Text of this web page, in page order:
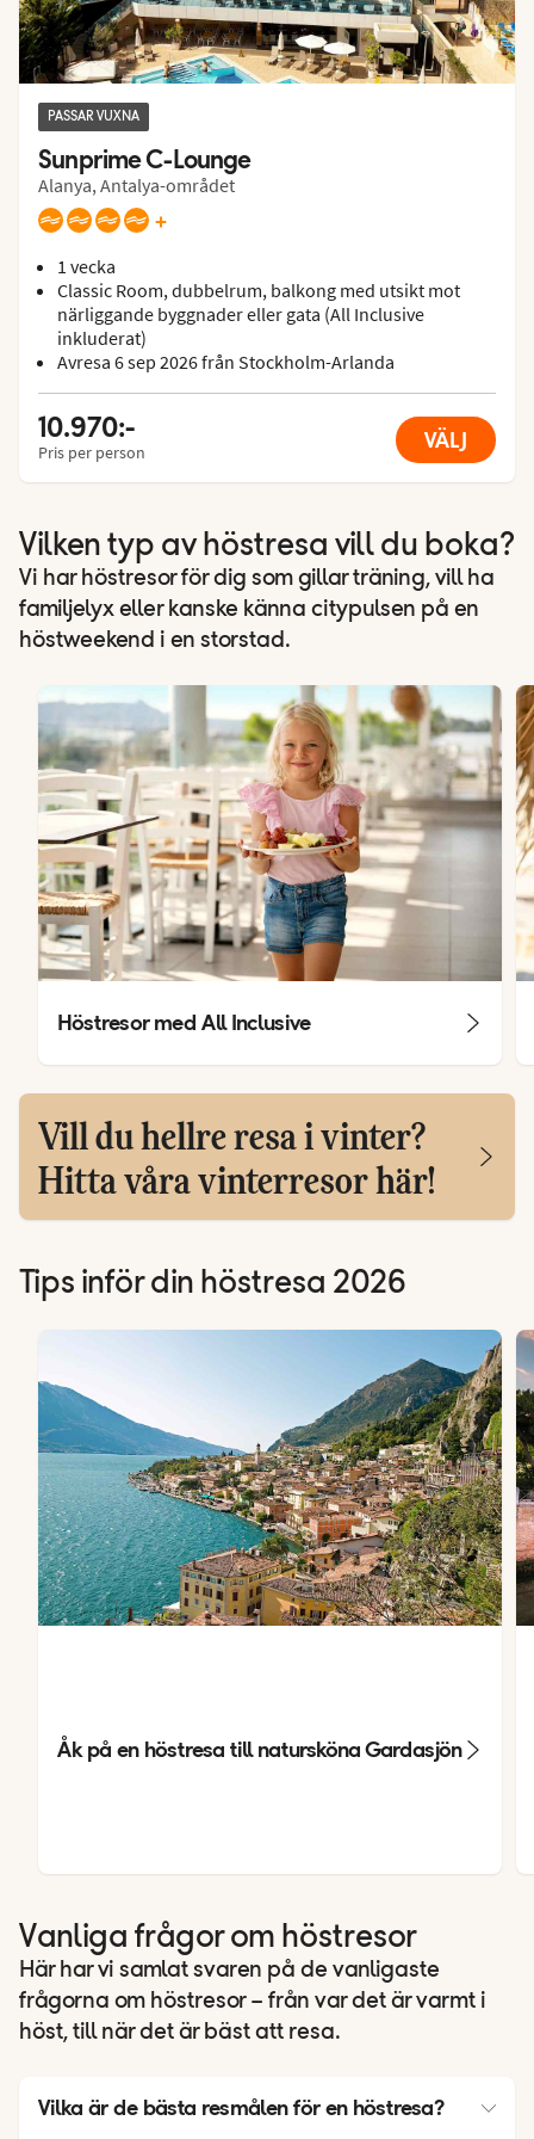
PASSAR VUXNA
Sunprime C-Lounge
Alanya, Antalya-området
+
1 vecka
Classic Room, dubbelrum, balkong med utsikt mot
närliggande byggnader eller gata (All Inclusive
inkluderat)
Avresa 6 sep 2026 från Stockholm-Arlanda
10.970:-
Pris per person VÄLJ
Vilken typ av höstresa vill du boka?
Vi har höstresor för dig som gillar träning, vill ha
familjelyx eller kanske känna citypulsen på en
höstweekend i en storstad.
Höstresor med All Inclusive
Vill du hellre resa i vinter?
Hitta våra vinterresor här!
Tips inför din höstresa 2026
Åk på en höstresa till natursköna Gardasjön
Vanliga frågor om höstresor
Här har vi samlat svaren på de vanligaste
frågorna om höstresor – från var det är varmt i
höst, till när det är bäst att resa.
Vilka är de bästa resmålen för en höstresa?